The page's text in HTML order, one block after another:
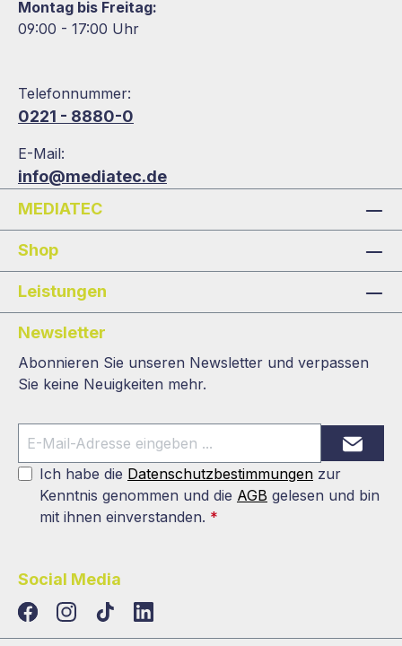
Montag bis Freitag:
09:00 - 17:00 Uhr
Telefonnummer:
0221 - 8880-0
E-Mail:
info@mediatec.de
MEDIATEC
Shop
Leistungen
Newsletter
Abonnieren Sie unseren Newsletter und verpassen
Sie keine Neuigkeiten mehr.
Ich habe die Datenschutzbestimmungen zur
Kenntnis genommen und die AGB gelesen und bin
mit ihnen einverstanden. *
Social Media
TikTokLinkedIn